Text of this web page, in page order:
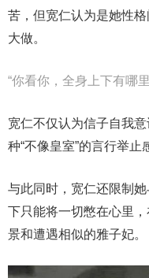
苦，但宽仁认为是她性
大做。
“你看你，全身上下有哪
宽仁不仅认为信子自我
种“不像皇室”的言行举止
与此同时，宽仁还限制
下只能将一切憋在心里
景和遭遇相似的雅子妃。